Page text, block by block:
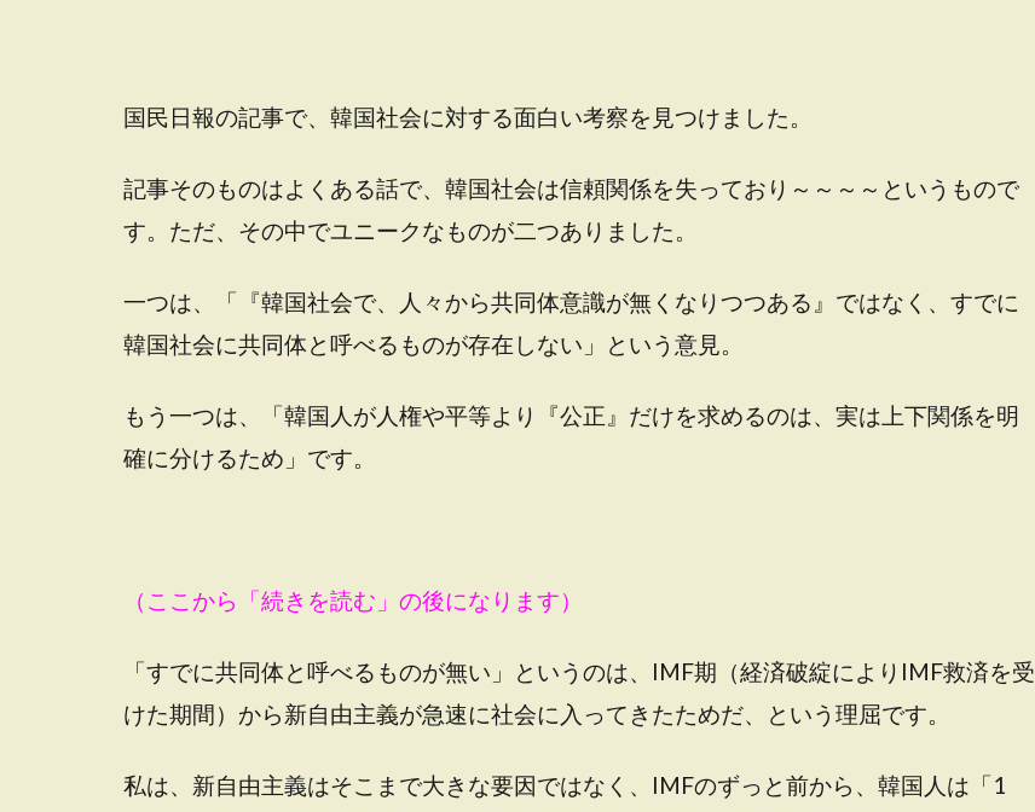
国民日報の記事で、韓国社会に対する面白い考察を見つけました。
記事そのものはよくある話で、韓国社会は信頼関係を失っており～～～～というもので
す。ただ、その中でユニークなものが二つありました。
一つは、「『韓国社会で、人々から共同体意識が無くなりつつある』ではなく、すでに
韓国社会に共同体と呼べるものが存在しない」という意見。
もう一つは、「韓国人が人権や平等より『公正』だけを求めるのは、実は上下関係を明
確に分けるため」です。
（ここから「続きを読む」の後になります）
「すでに共同体と呼べるものが無い」というのは、IMF期（経済破綻によりIMF救済を受
けた期間）から新自由主義が急速に社会に入ってきたためだ、という理屈です。
私は、新自由主義はそこまで大きな要因ではなく、IMFのずっと前から、韓国人は「1